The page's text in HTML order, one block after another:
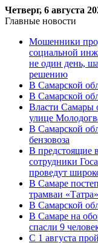
Четверг, 6 августа
Главные новости
Мошенники
социальной
не один день,
решению
В Самарской
В Самарской
Власти Самары
улице
В Самарской
бензовоза
В предстоящие
сотрудники
проведут
В Самаре
трамваи «Татра»
В Самарской
В Самаре на
спасли 9
С 1 августа